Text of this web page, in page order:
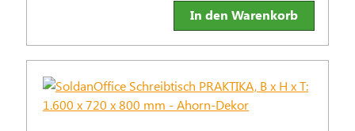
In den Warenkorb